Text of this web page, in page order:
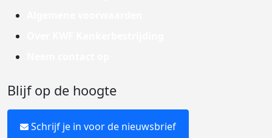
Blijf op de hoogte
Schrijf je in voor de nieuwsbrief